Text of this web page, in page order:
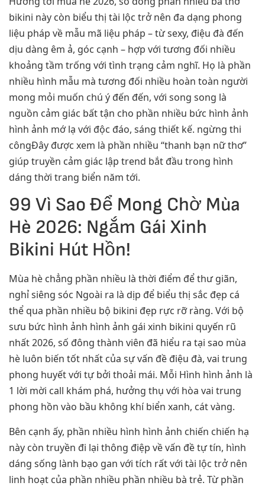
bikini này còn biểu thị tài lộc trở nên đa dạng phong
liệu pháp về mẫu mã liệu pháp – từ sexy, điệu đà đến
dịu dàng êm ả, góc cạnh – hợp với tương đối nhiều
khoảng tầm trống với tình trạng cảm nghĩ. Họ là phần
nhiều hình mẫu mà tương đối nhiều hoàn toàn người
mong mỏi muốn chú ý đến đến, với song song là
nguồn cảm giác bất tận cho phần nhiều bức hình ảnh
hình ảnh mớ lạ với độc đáo, sáng thiết kế. ngừng thi
côngĐây được xem là phần nhiều “thanh bạn nữ thơ”
giúp truyền cảm giác lập trend bắt đầu trong hình
dáng thời trang biển năm tới.
99 Vì Sao Để Mong Chờ Mùa
Hè 2026: Ngắm Gái Xinh
Bikini Hút Hồn!
Mùa hè chẳng phần nhiều là thời điểm để thư giãn,
nghỉ siêng sóc Ngoài ra là dịp để biểu thị sắc đẹp cá
thể qua phần nhiều bộ bikini đẹp rực rỡ ràng. Với bộ
sưu bức hình ảnh hình ảnh gái xinh bikini quyến rũ
nhất 2026, số đông thành viên đã hiểu ra tại sao mùa
hè luôn biến tốt nhất của sự vấn đề điệu đà, vai trung
phong huyết với tự bởi thoải mái. Mỗi Hình hình ảnh là
1 lời mời call khám phá, hưởng thụ với hòa vai trung
phong hồn vào bầu không khí biển xanh, cát vàng.
Bên cạnh ấy, phần nhiều hình hình ảnh chiến chiến hạ
này còn truyền đi lại thông điệp về vấn đề tự tín, hình
dáng sống lành bạo gan với tích rất với tài lộc trở nên
linh hoạt của phần nhiều phần nhiều bà trẻ. Từ phần